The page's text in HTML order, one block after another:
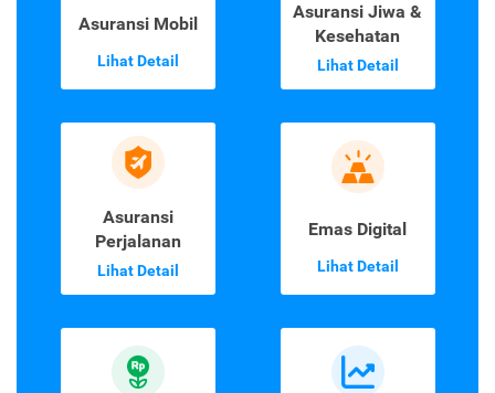
Asuransi Mobil
Lihat Detail
Asuransi Jiwa &
Kesehatan
Lihat Detail
Asuransi
Perjalanan
Lihat Detail
Emas Digital
Lihat Detail